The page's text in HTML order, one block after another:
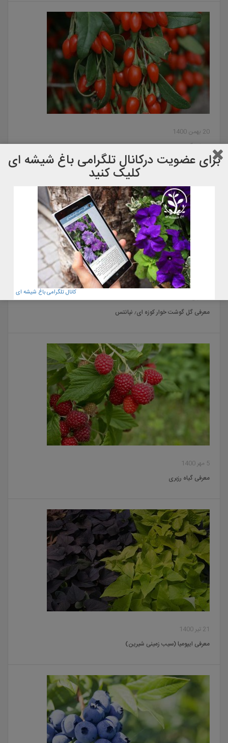
20 بهمن 1400
معرفی گوجی بری
22 آبان 1400
معرفی گل گوشت خوار کوزه ای٫ نپانتس
5 مهر 1400
معرفی گیاه رزبری
21 تیر 1400
معرفی ایپومیا (سیب زمینی شیرین)
برای عضویت دركانال تلگرامی باغ شیشه ای
کلیک کنید
کانال تلگرامی باغ شیشه ای